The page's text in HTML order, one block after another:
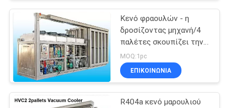
ΕΛΆΤΕ
ΣΕ
ΕΠΑΦΉ
ΜΕ
Κενό φραουλών - η
δροσίζοντας μηχανή/4
παλέτες σκουπίζει την
πρόψυξη του
συστήματος με
ηλεκτρική σκούπα
MOQ:1pc
ΕΠΙΚΟΙΝΩΝΊΑ
R404a κενό μαρουλιού